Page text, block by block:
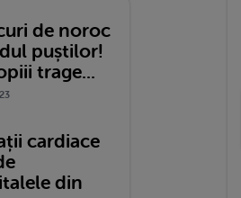
de noroc
puștilor!
trage...
cardiace
din